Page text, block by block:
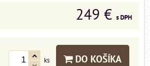
249 € s DPH
ks DO KOŠÍKA